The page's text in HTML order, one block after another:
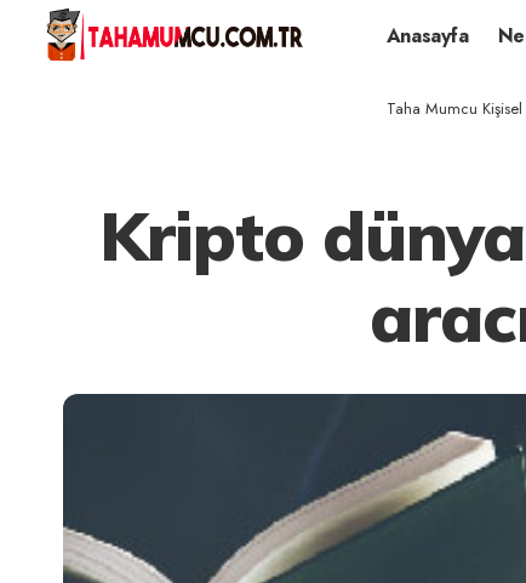
Anasayfa
Taha Mumcu
Kripto